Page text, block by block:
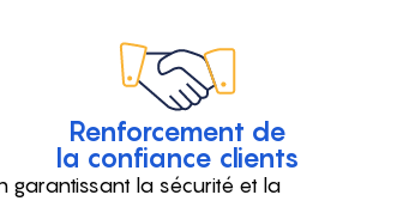
Renforcement de
la confiance clients
garantissant la sécurité et la